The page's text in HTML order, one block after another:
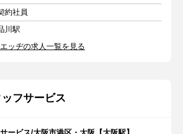
約社員
川駅
ッヂの求人一覧を見る
フサービス